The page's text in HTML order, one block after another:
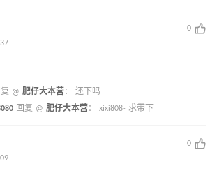
0
复 @ 肥仔大本营： 还下吗
回复 @ 肥仔大本营： xixi808- 求带下
0